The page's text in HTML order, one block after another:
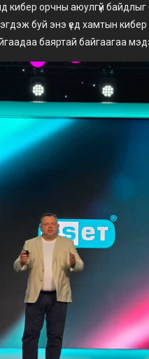
кибер орчны аюулгүй
буй энэ үед хамтын
баяртай байгаагаа